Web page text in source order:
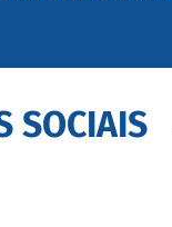
SOCIAIS